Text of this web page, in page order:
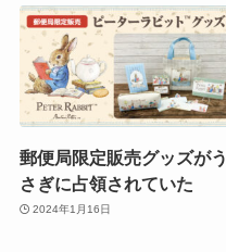
郵便局限定販売グッズがう
さぎに占領されていた
2024年1月16日